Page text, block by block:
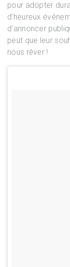
pour adopter
d’heureux
d’annoncer
peut que leur
nous rêver !